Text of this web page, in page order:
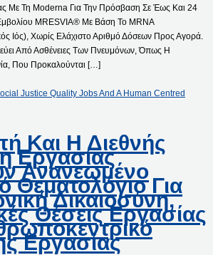
Με Τη Moderna Για Την Πρόσβαση Σε Έως Και 24
MRESVIA® Με Βάση Το MRNA
Ιός), Χωρίς Ελάχιστο Αριθμό Δόσεων Προς Αγορά.
Από Ασθένειες Των Πνευμόνων, Όπως Η
Που Προκαλούνται […]
Και Η Διεθνής
Εργασίας
Ανανεωμένο
Θεματολόγιο Για
Δικαιοσύνη,
Θέσεις Εργασίας
Εργασίας